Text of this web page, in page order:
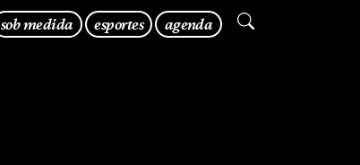
sob medida esportes agenda